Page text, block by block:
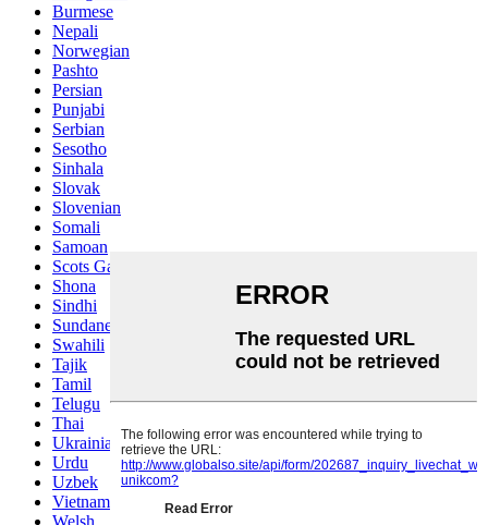
Burmese
Nepali
Norwegian
Pashto
Persian
Punjabi
Serbian
Sesotho
Sinhala
Slovak
Slovenian
Somali
Samoan
Scots Gaelic
Shona
Sindhi
Sundanese
Swahili
Tajik
Tamil
Telugu
Thai
Ukrainian
Urdu
Uzbek
Vietnamese
Welsh